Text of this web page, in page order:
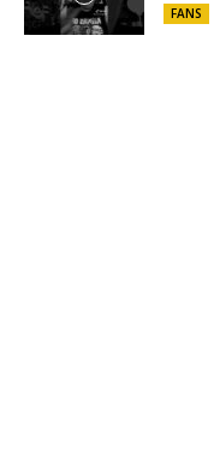
FANS